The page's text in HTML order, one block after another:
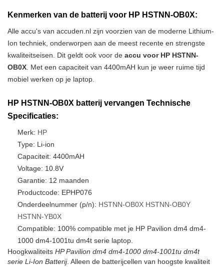
Kenmerken van de batterij voor HP HSTNN-OB0X:
Alle accu's van accuden.nl zijn voorzien van de moderne Lithium-
Ion techniek, onderworpen aan de meest recente en strengste
kwaliteitseisen. Dit geldt ook voor de accu voor HP HSTNN-
OB0X . Met een capaciteit van 4400mAH kun je weer ruime tijd
mobiel werken op je laptop.
HP HSTNN-OB0X batterij vervangen Technische
Specificaties:
Merk: HP
Type: Li-ion
Capaciteit: 4400mAH
Voltage: 10.8V
Garantie: 12 maanden
Productcode: EPHP076
Onderdeelnummer (p/n): HSTNN-OB0X HSTNN-OB0Y
HSTNN-YB0X
Compatible: 100% compatible met je HP Pavilion dm4 dm4-
1000 dm4-1001tu dm4t serie laptop.
Hoogkwaliteits HP Pavilion dm4 dm4-1000 dm4-1001tu dm4t
serie Li-Ion Batterij. Alleen de batterijcellen van hoogste kwaliteit